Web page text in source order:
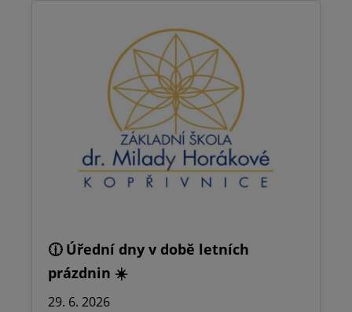
🕧 Úřední dny v době letních
prázdnin ☀️
29. 6. 2026